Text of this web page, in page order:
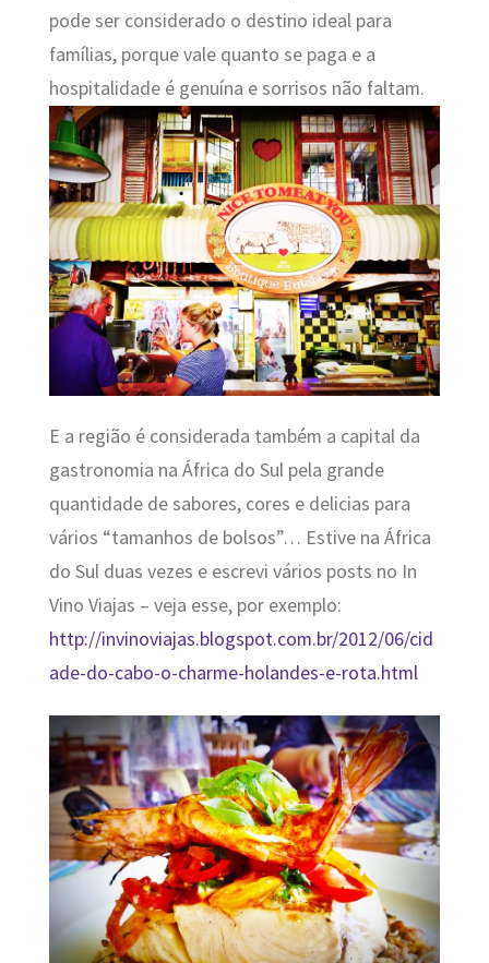
pode ser considerado o destino ideal para
famílias, porque vale quanto se paga e a
hospitalidade é genuína e sorrisos não faltam.
E a região é considerada também a capital da
gastronomia na África do Sul pela grande
quantidade de sabores, cores e delicias para
vários “tamanhos de bolsos”… Estive na África
do Sul duas vezes e escrevi vários posts no In
Vino Viajas – veja esse, por exemplo:
http://invinoviajas.blogspot.com.br/2012/06/cid
ade-do-cabo-o-charme-holandes-e-rota.html